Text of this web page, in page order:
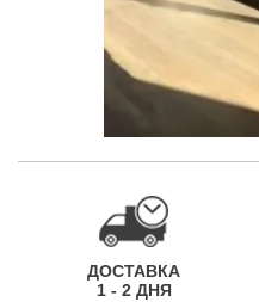
ДОСТАВКА
1 - 2 ДНЯ